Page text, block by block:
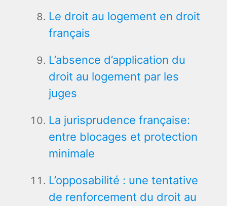
Le droit au logement en droit
français
L’absence d’application du
droit au logement par les
juges
La jurisprudence française:
entre blocages et protection
minimale
L’opposabilité : une tentative
de renforcement du droit au